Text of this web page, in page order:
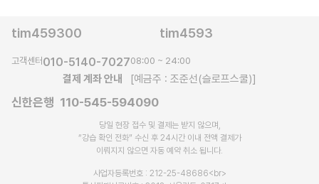
tim459300 tim4593
고객센터010-5140-702708:00 ~ 24:00
결제 계좌 안내 [예금주 : 조준선(슬로프스쿨)]
신한은행 110-545-594090
당일 현장 접수 및 결제는 받지 않으며,
“강습 확인 전화” 수신 후 24시간 이내 전액 결제가
이뤄지지 않으면 자동 예약 취소 됩니다.​
사업자등록번호 : 212-25-48686<br>